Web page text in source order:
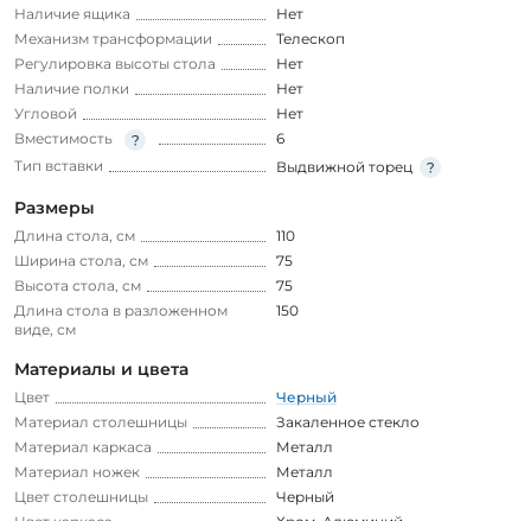
Наличие ящика
Нет
Механизм трансформации
Телескоп
Регулировка высоты стола
Нет
Наличие полки
Нет
Угловой
Нет
Вместимость
6
Тип вставки
Выдвижной торец
Размеры
Длина стола, см
110
Ширина стола, см
75
Высота стола, см
75
Длина стола в разложенном
виде, см
150
Материалы и цвета
Цвет
Черный
Материал столешницы
Закаленное стекло
Материал каркаса
Металл
Материал ножек
Металл
Цвет столешницы
Черный